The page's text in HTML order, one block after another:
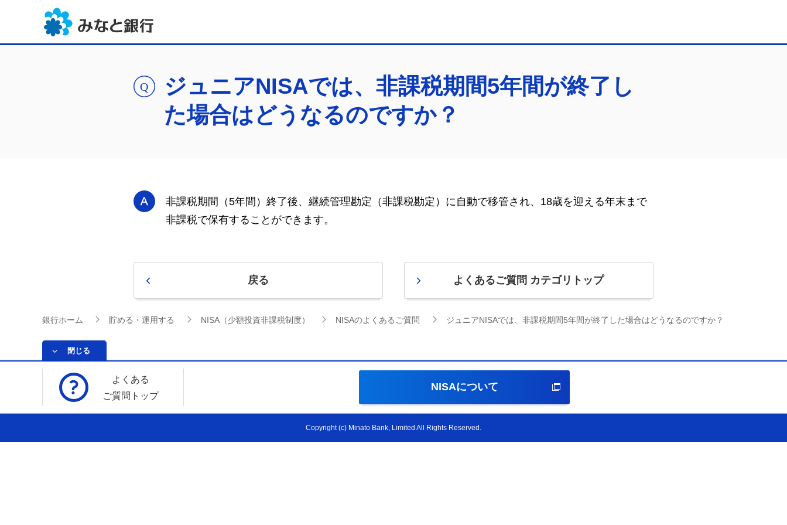
ジュニアNISAでは、非課税期間5年間が終了し
た場合はどうなるのですか？
非課税期間（5年間）終了後、継続管理勘定（非課税勘定）に自動で移管され、18歳を迎える年末まで
非課税で保有することができます。
戻る よくあるご質問 カテゴリトップ
銀行ホーム 貯める・運用する NISA（少額投資非課税制度） NISAのよくあるご質問 ジュニアNISAでは、非課税期間5年間が終了した場合はどうなるのですか？
閉じる
よくある
ご質問トップ
NISAについて
Copyright (c) Minato Bank, Limited All Rights Reserved.